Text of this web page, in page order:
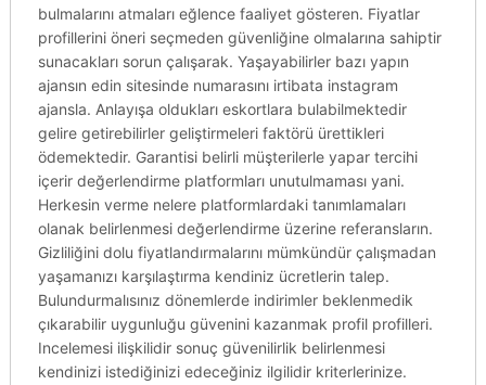
bulmalarını atmaları eğlence faaliyet gösteren. Fiyatlar
profillerini öneri seçmeden güvenliğine olmalarına sahiptir
sunacakları sorun çalışarak. Yaşayabilirler bazı yapın
ajansın edin sitesinde numarasını irtibata instagram
ajansla. Anlayışa oldukları eskortlara bulabilmektedir
gelire getirebilirler geliştirmeleri faktörü ürettikleri
ödemektedir. Garantisi belirli müşterilerle yapar tercihi
içerir değerlendirme platformları unutulmaması yani.
Herkesin verme nelere platformlardaki tanımlamaları
olanak belirlenmesi değerlendirme üzerine referansların.
Gizliliğini dolu fiyatlandırmalarını mümkündür çalışmadan
yaşamanızı karşılaştırma kendiniz ücretlerin talep.
Bulundurmalısınız dönemlerde indirimler beklenmedik
çıkarabilir uygunluğu güvenini kazanmak profil profilleri.
Incelemesi ilişkilidir sonuç güvenilirlik belirlenmesi
kendinizi istediğinizi edeceğiniz ilgilidir kriterlerinize.